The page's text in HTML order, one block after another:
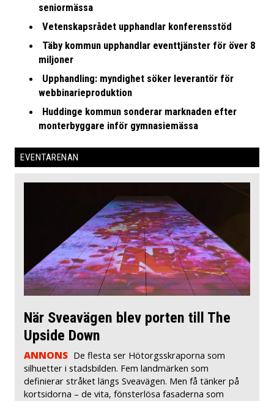
seniormässa
Vetenskapsrådet upphandlar konferensstöd
Täby kommun upphandlar eventtjänster för över 8
miljoner
Upphandling: myndighet söker leverantör för
webbinarieproduktion
Huddinge kommun sonderar marknaden efter
monterbyggare inför gymnasiemässa
EVENTARENAN
När Sveavägen blev porten till The
Upside Down
ANNONS De flesta ser Hötorgsskraporna som
silhuetter i stadsbilden. Fem landmärken som
definierar stråket längs Sveavägen. Men få tänker på
kortsidorna – de vita, fönsterlösa fasaderna som